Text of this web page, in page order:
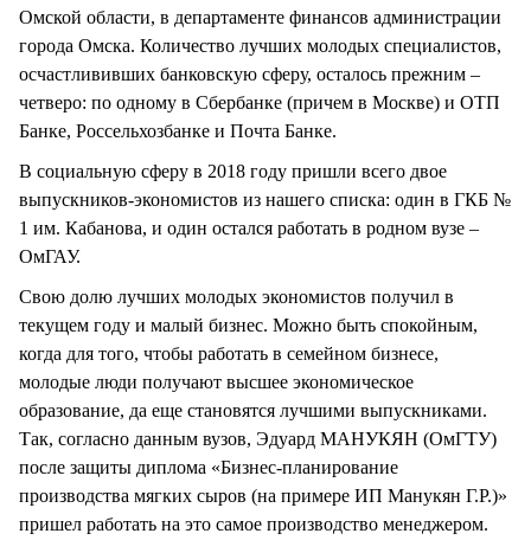
Омской области, в департаменте финансов администрации
города Омска. Количество лучших молодых специалистов,
осчастлививших банковскую сферу, осталось прежним –
четверо: по одному в Сбербанке (причем в Москве) и ОТП
Банке, Россельхозбанке и Почта Банке.
В социальную сферу в 2018 году пришли всего двое
выпускников-экономистов из нашего списка: один в ГКБ №
1 им. Кабанова, и один остался работать в родном вузе –
ОмГАУ.
Свою долю лучших молодых экономистов получил в
текущем году и малый бизнес. Можно быть спокойным,
когда для того, чтобы работать в семейном бизнесе,
молодые люди получают высшее экономическое
образование, да еще становятся лучшими выпускниками.
Так, согласно данным вузов, Эдуард МАНУКЯН (ОмГТУ)
после защиты диплома «Бизнес-планирование
производства мягких сыров (на примере ИП Манукян Г.Р.)»
пришел работать на это самое производство менеджером.